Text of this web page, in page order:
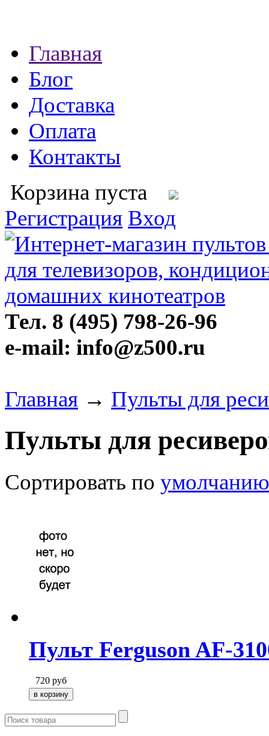
Главная
Блог
Доставка
Оплата
Контакты
Корзина пуста
Регистрация Вход
Тел. 8 (495) 798-26-96
e-mail: info@z500.ru
Главная → Пульты для
Пульты для
Сортировать по умолчанию
Пульт Ferguson AF-
720 руб